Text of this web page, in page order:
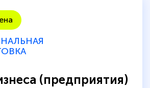
(предприятия)